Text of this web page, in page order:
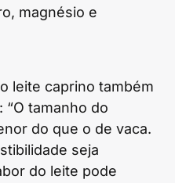
magnésio e
leite caprino também
tamanho do
do que o de vaca.
seja
do leite pode